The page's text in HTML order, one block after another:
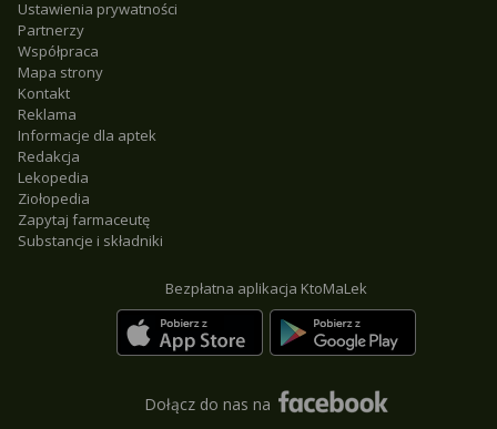
Ustawienia prywatności
Partnerzy
Współpraca
Mapa strony
Kontakt
Reklama
Informacje dla aptek
Redakcja
Lekopedia
Ziołopedia
Zapytaj farmaceutę
Substancje i składniki
Bezpłatna aplikacja KtoMaLek
Dołącz do nas na